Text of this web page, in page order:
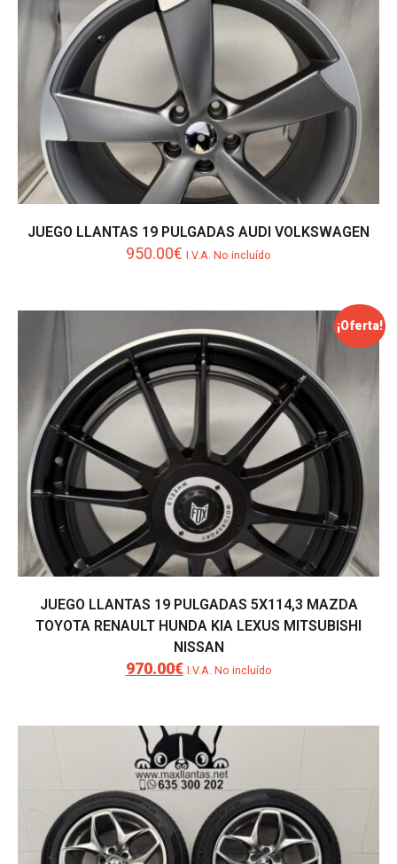
JUEGO LLANTAS 19 PULGADAS AUDI VOLKSWAGEN
950.00€ I.V.A. No incluído
¡Oferta!
JUEGO LLANTAS 19 PULGADAS 5X114,3 MAZDA
TOYOTA RENAULT HUNDA KIA LEXUS MITSUBISHI
NISSAN
El
era:
1,100.00€.
970.00€El
es:
970.00€.
I.V.A. No incluído